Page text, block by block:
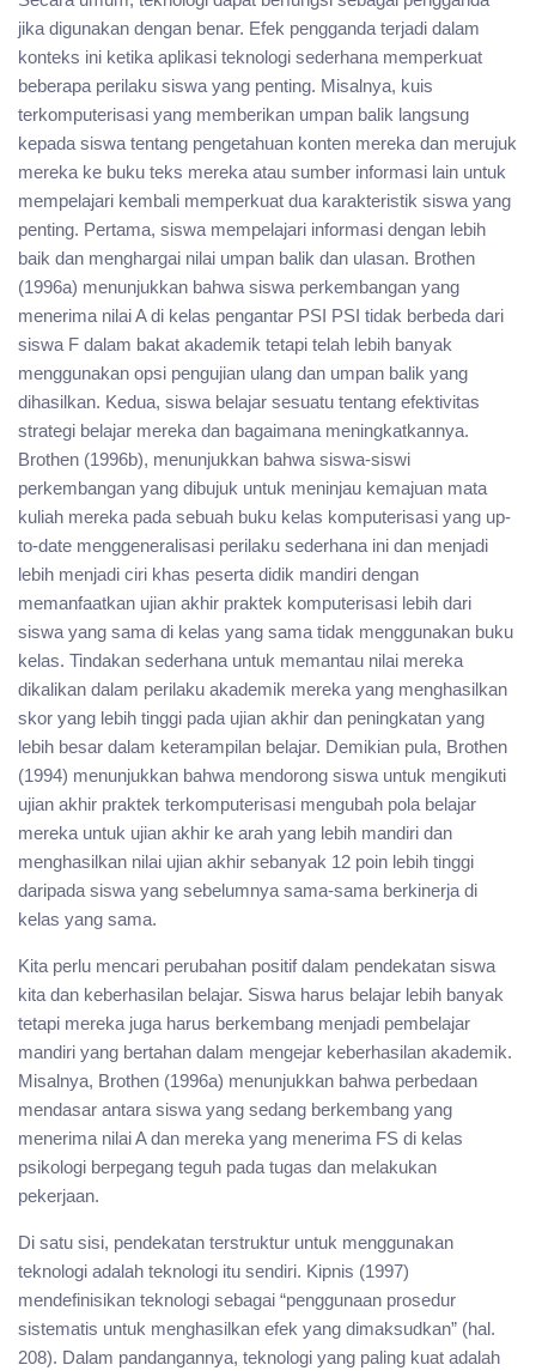
jika digunakan dengan benar. Efek pengganda terjadi dalam
konteks ini ketika aplikasi teknologi sederhana memperkuat
beberapa perilaku siswa yang penting. Misalnya, kuis
terkomputerisasi yang memberikan umpan balik langsung
kepada siswa tentang pengetahuan konten mereka dan merujuk
mereka ke buku teks mereka atau sumber informasi lain untuk
mempelajari kembali memperkuat dua karakteristik siswa yang
penting. Pertama, siswa mempelajari informasi dengan lebih
baik dan menghargai nilai umpan balik dan ulasan. Brothen
(1996a) menunjukkan bahwa siswa perkembangan yang
menerima nilai A di kelas pengantar PSI PSI tidak berbeda dari
siswa F dalam bakat akademik tetapi telah lebih banyak
menggunakan opsi pengujian ulang dan umpan balik yang
dihasilkan. Kedua, siswa belajar sesuatu tentang efektivitas
strategi belajar mereka dan bagaimana meningkatkannya.
Brothen (1996b), menunjukkan bahwa siswa-siswi
perkembangan yang dibujuk untuk meninjau kemajuan mata
kuliah mereka pada sebuah buku kelas komputerisasi yang up-
to-date menggeneralisasi perilaku sederhana ini dan menjadi
lebih menjadi ciri khas peserta didik mandiri dengan
memanfaatkan ujian akhir praktek komputerisasi lebih dari
siswa yang sama di kelas yang sama tidak menggunakan buku
kelas. Tindakan sederhana untuk memantau nilai mereka
dikalikan dalam perilaku akademik mereka yang menghasilkan
skor yang lebih tinggi pada ujian akhir dan peningkatan yang
lebih besar dalam keterampilan belajar. Demikian pula, Brothen
(1994) menunjukkan bahwa mendorong siswa untuk mengikuti
ujian akhir praktek terkomputerisasi mengubah pola belajar
mereka untuk ujian akhir ke arah yang lebih mandiri dan
menghasilkan nilai ujian akhir sebanyak 12 poin lebih tinggi
daripada siswa yang sebelumnya sama-sama berkinerja di
kelas yang sama.
Kita perlu mencari perubahan positif dalam pendekatan siswa
kita dan keberhasilan belajar. Siswa harus belajar lebih banyak
tetapi mereka juga harus berkembang menjadi pembelajar
mandiri yang bertahan dalam mengejar keberhasilan akademik.
Misalnya, Brothen (1996a) menunjukkan bahwa perbedaan
mendasar antara siswa yang sedang berkembang yang
menerima nilai A dan mereka yang menerima FS di kelas
psikologi berpegang teguh pada tugas dan melakukan
pekerjaan.
Di satu sisi, pendekatan terstruktur untuk menggunakan
teknologi adalah teknologi itu sendiri. Kipnis (1997)
mendefinisikan teknologi sebagai “penggunaan prosedur
sistematis untuk menghasilkan efek yang dimaksudkan” (hal.
208). Dalam pandangannya, teknologi yang paling kuat adalah